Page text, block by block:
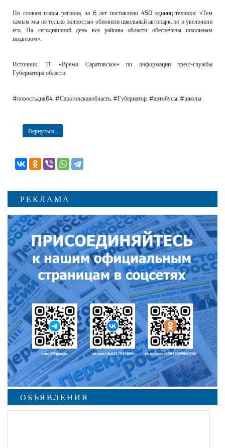
По словам главы региона, за 6 лет поставлено 450 единиц техники: «Тем
самым мы не только полностью обновили школьный автопарк, но и увеличили
его. На сегодняшний день все районы области обеспечены школьным
подвозом».
Источник: ТГ «Время Саратовское» по информации пресс-службы
Губернатора области
#новостьдня64, #Саратовскаяобласть, #Губернатор, #автобусы, #школы
Вернуться...
РЕКЛАМА
ОБЪЯВЛЕНИЯ